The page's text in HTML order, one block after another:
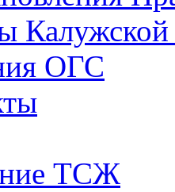
Калужской
ОГС
ТСЖ